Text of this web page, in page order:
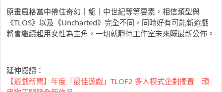
原畫風格當中帶住奇幻｜龍｜中世紀等等要素，相信類型與
《TLOS》以及《Uncharted》完全不同，同時好有可能新遊戲
將會繼續起用女性為主角，一切就靜待工作室未來嘅最新公佈。
延伸閱讀：
【遊戲新聞】年度「最佳遊戲」TLOF2 多人模式企劃擱置｜頑